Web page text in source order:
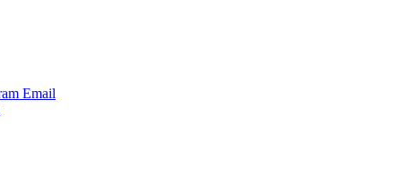
Email